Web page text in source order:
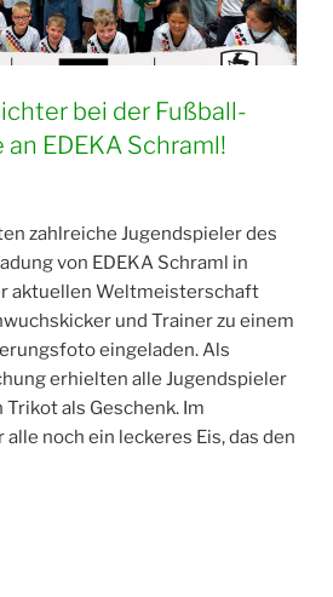
bei der Fußball-
an EDEKA Schraml!
zahlreiche Jugendspieler des
von EDEKA Schraml in
aktuellen Weltmeisterschaft
und Trainer zu einem
eingeladen. Als
erhielten alle Jugendspieler
als Geschenk. Im
noch ein leckeres Eis, das den